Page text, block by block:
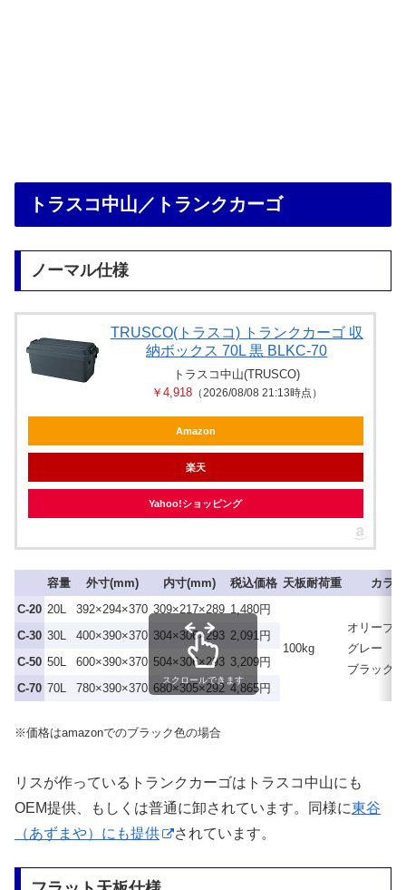
トラスコ中山／トランクカーゴ
ノーマル仕様
TRUSCO(トラスコ) トランクカーゴ 収
納ボックス 70L 黒 BLKC-70
トラスコ中山(TRUSCO)
￥4,918（2026/08/08 21:13時点）
Amazon
楽天
Yahoo!ショッピング
容量 外寸(mm) 内寸(mm) 税込価格 天板耐荷重
カラー
C-20 20L 392×294×370 309×217×289 1,480円
100kg
オリーブ
グレー
ブラック
C-30 30L 400×390×370 304×306×293 2,091円
C-50 50L 600×390×370 504×306×293 3,209円
C-70 70L 780×390×370 680×305×292 4,865円
スクロールできます
※価格はamazonでのブラック色の場合
リスが作っているトランクカーゴはトラスコ中山にも
OEM提供、もしくは普通に卸されています。同様に東谷
（あずまや）にも提供
されています。